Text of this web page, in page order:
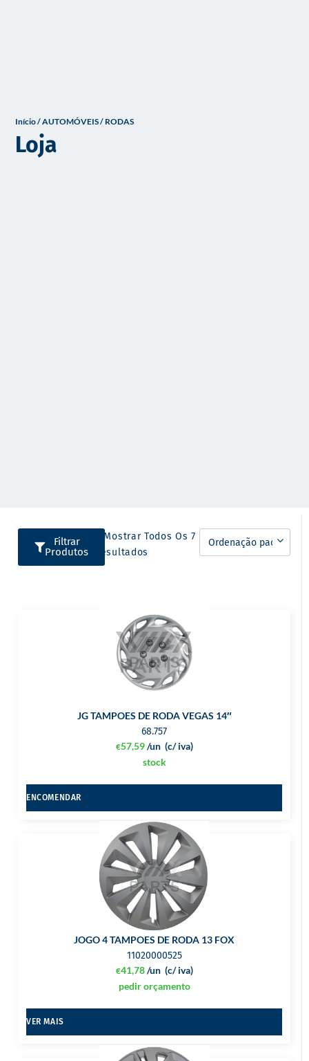
Início/AUTOMÓVEIS/ RODAS
Loja
Filtrar
Produtos
A Mostrar Todos Os 7
Resultados
JG TAMPOES DE RODA VEGAS 14″
68.757
€57,59 (c/ iva)
/un
stock
ENCOMENDAR
JOGO 4 TAMPOES DE RODA 13 FOX
11020000525
€41,78 (c/ iva)
/un
pedir orçamento
VER MAIS